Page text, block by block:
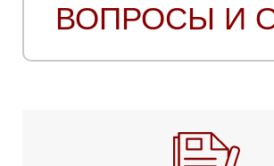
ВОПРОСЫ И